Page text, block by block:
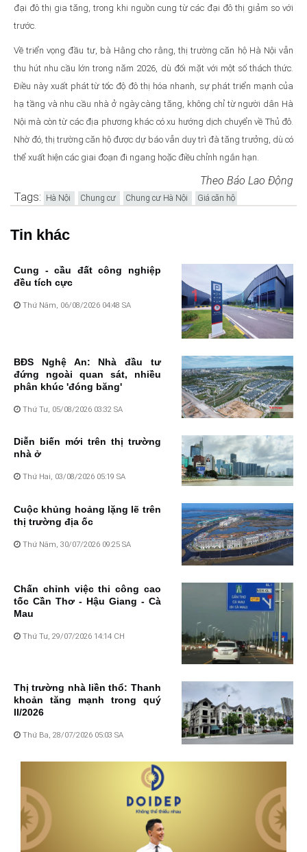
đại đô thị gia tăng, trong khi nguồn cung từ các đại đô thị giảm so với
trước.
Về triển vọng đầu tư, bà Hằng cho rằng, thị trường căn hộ Hà Nội vẫn
thu hút nhu cầu lớn trong năm 2026, dù đối mặt với một số thách thức.
Điều này xuất phát từ tốc độ đô thị hóa nhanh, sự phát triển mạnh của
hạ tầng và nhu cầu nhà ở ngày càng tăng, không chỉ từ người dân Hà
Nội mà còn từ các địa phương khác có xu hướng dịch chuyển về Thủ đô.
Nhờ đó, thị trường căn hộ được dự báo vẫn duy trì đà tăng trưởng, dù có
thể xuất hiện các giai đoạn đi ngang hoặc điều chỉnh ngắn hạn.
Theo Báo Lao Động
Tags: Hà Nội Chung cư Chung cư Hà Nội Giá căn hộ
Tin khác
Cung - cầu đất công nghiệp
đều tích cực
Thứ Năm, 06/08/2026 04:48 SA
BĐS Nghệ An: Nhà đầu tư
đứng ngoài quan sát, nhiều
phân khúc 'đóng băng'
Thứ Tư, 05/08/2026 03:32 SA
Diễn biến mới trên thị trường
nhà ở
Thứ Hai, 03/08/2026 05:19 SA
Cuộc khủng hoảng lặng lẽ trên
thị trường địa ốc
Thứ Năm, 30/07/2026 09:25 SA
Chấn chỉnh việc thi công cao
tốc Cần Thơ - Hậu Giang - Cà
Mau
Thứ Tư, 29/07/2026 14:14 CH
Thị trường nhà liền thổ: Thanh
khoản tăng mạnh trong quý
II/2026
Thứ Ba, 28/07/2026 05:03 SA